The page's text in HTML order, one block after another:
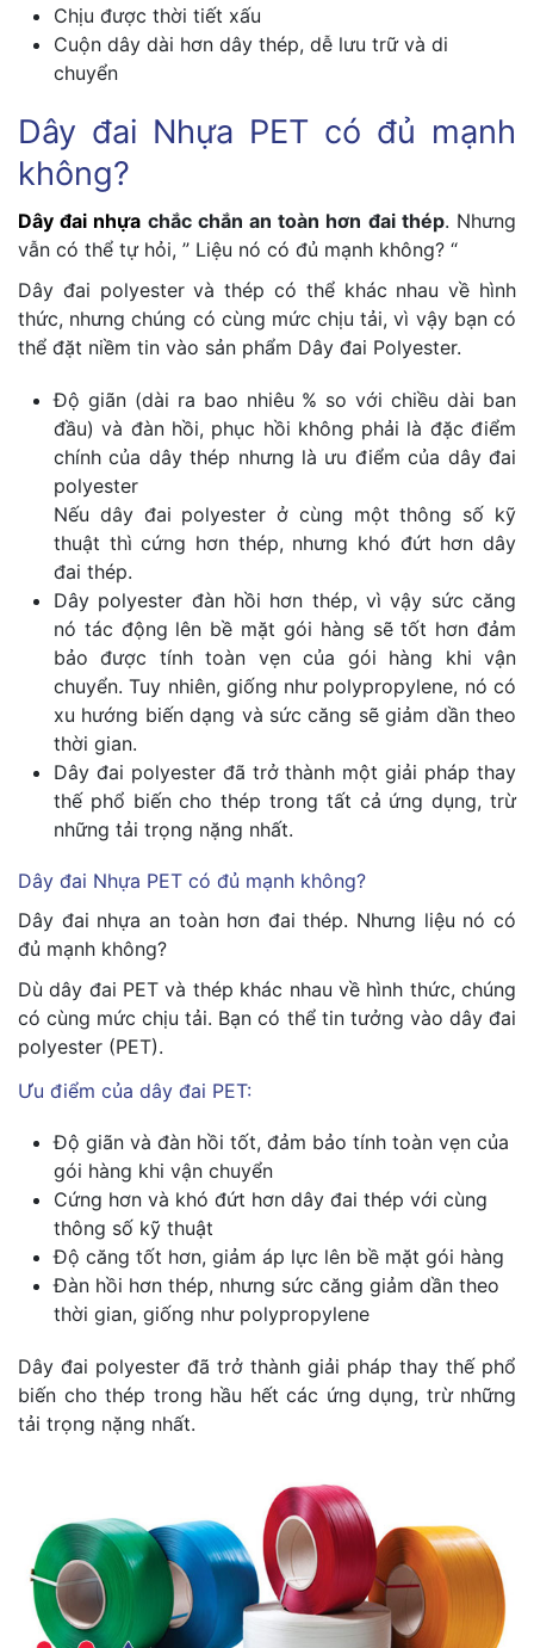
Chịu được thời tiết xấu
Cuộn dây dài hơn dây thép, dễ lưu trữ và di
chuyển
Dây đai Nhựa PET có đủ mạnh
không?
Dây đai nhựa chắc chắn an toàn hơn đai thép. Nhưng
vẫn có thể tự hỏi, ” Liệu nó có đủ mạnh không? “
Dây đai polyester và thép có thể khác nhau về hình
thức, nhưng chúng có cùng mức chịu tải, vì vậy bạn có
thể đặt niềm tin vào sản phẩm Dây đai Polyester.
Độ giãn (dài ra bao nhiêu % so với chiều dài ban
đầu) và đàn hồi, phục hồi không phải là đặc điểm
chính của dây thép nhưng là ưu điểm của dây đai
polyester
Nếu dây đai polyester ở cùng một thông số kỹ
thuật thì cứng hơn thép, nhưng khó đứt hơn dây
đai thép.
Dây polyester đàn hồi hơn thép, vì vậy sức căng
nó tác động lên bề mặt gói hàng sẽ tốt hơn đảm
bảo được tính toàn vẹn của gói hàng khi vận
chuyển. Tuy nhiên, giống như polypropylene, nó có
xu hướng biến dạng và sức căng sẽ giảm dần theo
thời gian.
Dây đai polyester đã trở thành một giải pháp thay
thế phổ biến cho thép trong tất cả ứng dụng, trừ
những tải trọng nặng nhất.
Dây đai Nhựa PET có đủ mạnh không?
Dây đai nhựa an toàn hơn đai thép. Nhưng liệu nó có
đủ mạnh không?
Dù dây đai PET và thép khác nhau về hình thức, chúng
có cùng mức chịu tải. Bạn có thể tin tưởng vào dây đai
polyester (PET).
Ưu điểm của dây đai PET:
Độ giãn và đàn hồi tốt, đảm bảo tính toàn vẹn của
gói hàng khi vận chuyển
Cứng hơn và khó đứt hơn dây đai thép với cùng
thông số kỹ thuật
Độ căng tốt hơn, giảm áp lực lên bề mặt gói hàng
Đàn hồi hơn thép, nhưng sức căng giảm dần theo
thời gian, giống như polypropylene
Dây đai polyester đã trở thành giải pháp thay thế phổ
biến cho thép trong hầu hết các ứng dụng, trừ những
tải trọng nặng nhất.